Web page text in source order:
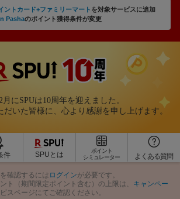
ントカード+ファミリーマート を対象サービスに追加
Pashaのポイント獲得条件が変更
月にSPUは10周年を迎えました。
だいた皆様に、心より感謝を申し上げます。
件 SPUとは
ポイント
シミュレーター
よくある質問
確認するには ログインが必要です。
ト（期間限定ポイント含む）の上限は、 キャンペー
スページにてご確認ください。